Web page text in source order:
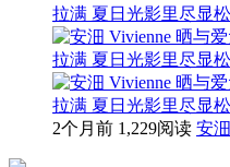
2个月前 1,229阅读 安沺